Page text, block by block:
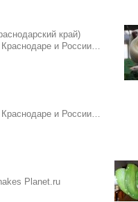
край)
Краснодаре и России…
Краснодаре и России…
Planet.ru